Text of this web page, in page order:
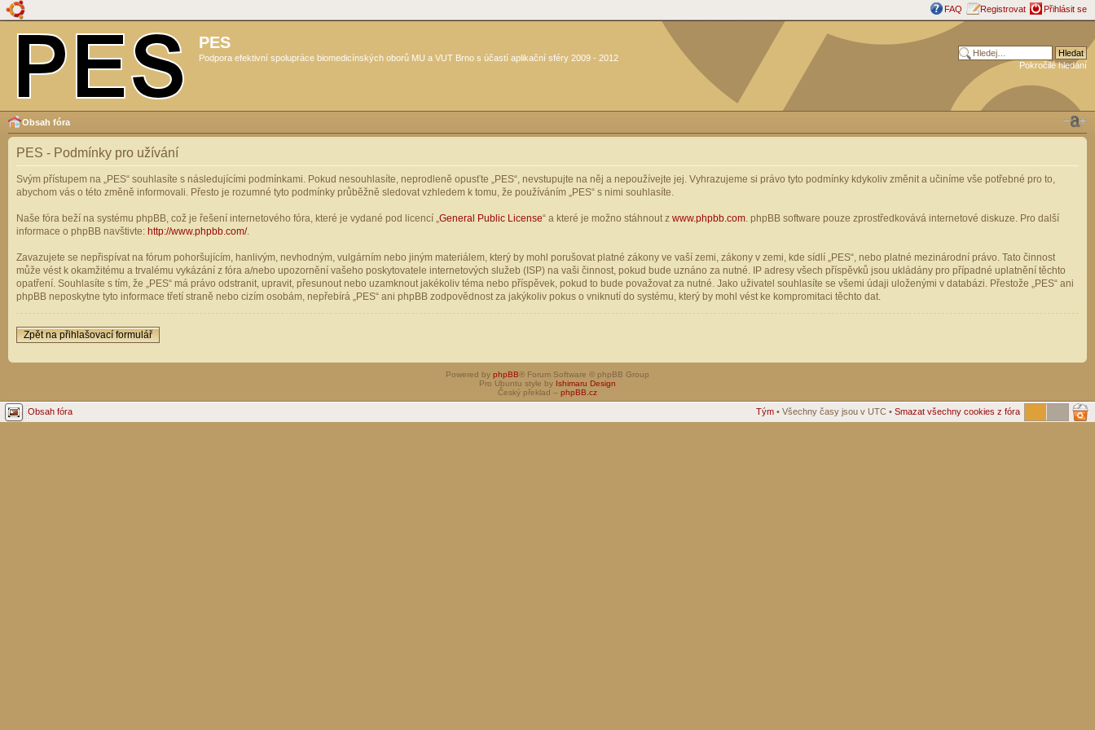
FAQ Registrovat Přihlásit se
PES
Podpora efektivní spolupráce biomedicínských oborů MU a VUT Brno s účastí aplikační sféry 2009 - 2012
Pokročilé hledání
Obsah fóra
PES - Podmínky pro užívání
Svým přístupem na „PES“ souhlasíte s následujícími podmínkami. Pokud nesouhlasíte, neprodleně opusťte „PES“, nevstupujte na něj a nepoužívejte jej. Vyhrazujeme si právo tyto podmínky kdykoliv změnit a učiníme vše potřebné pro to,
abychom vás o této změně informovali. Přesto je rozumné tyto podmínky průběžně sledovat vzhledem k tomu, že používáním „PES“ s nimi souhlasíte.
Naše fóra beží na systému phpBB, což je řešení internetového fóra, které je vydané pod licencí „General Public License“ a které je možno stáhnout z www.phpbb.com. phpBB software pouze zprostředkovává internetové diskuze. Pro další
informace o phpBB navštivte: http://www.phpbb.com/.
Zavazujete se nepřispívat na fórum pohoršujícím, hanlivým, nevhodným, vulgárním nebo jiným materiálem, který by mohl porušovat platné zákony ve vaší zemi, zákony v zemi, kde sídlí „PES“, nebo platné mezinárodní právo. Tato činnost
může vést k okamžitému a trvalému vykázání z fóra a/nebo upozornění vašeho poskytovatele internetových služeb (ISP) na vaši činnost, pokud bude uznáno za nutné. IP adresy všech příspěvků jsou ukládány pro případné uplatnění těchto
opatření. Souhlasíte s tím, že „PES“ má právo odstranit, upravit, přesunout nebo uzamknout jakékoliv téma nebo příspěvek, pokud to bude považovat za nutné. Jako uživatel souhlasíte se všemi údaji uloženými v databázi. Přestože „PES“ ani
phpBB neposkytne tyto informace třetí straně nebo cizím osobám, nepřebírá „PES“ ani phpBB zodpovědnost za jakýkoliv pokus o vniknutí do systému, který by mohl vést ke kompromitaci těchto dat.
Zpět na přihlašovací formulář
Powered by phpBB® Forum Software © phpBB Group
Pro Ubuntu style by Ishimaru Design
Český překlad – phpBB.cz
Obsah fóra Tým • Všechny časy jsou v UTC • Smazat všechny cookies z fóra